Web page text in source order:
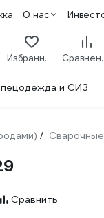
О нас
Избранное
и СИЗ
/
Сравнить